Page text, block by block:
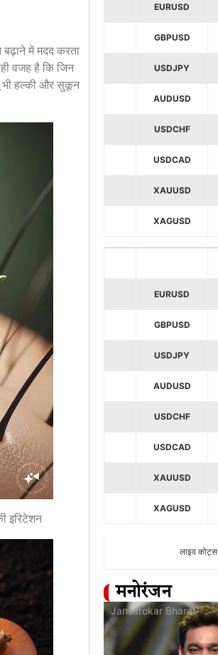
में मदद करता
वजह है कि जिन
भी हल्की और सुकून
इरिटेशन
EURUSD
GBPUSD
USDJPY
AUDUSD
USDCHF
USDCAD
XAUUSD
XAGUSD
EURUSD
GBPUSD
USDJPY
AUDUSD
USDCHF
USDCAD
XAUUSD
XAGUSD
लाइव कोट्स
मनोरंजन
Jansarokar Bharat